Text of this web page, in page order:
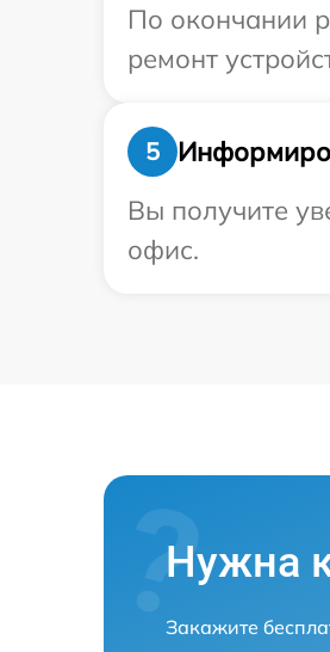
По окончании
ремонт
5
Вы получите
офис.
Нужна
Закажите